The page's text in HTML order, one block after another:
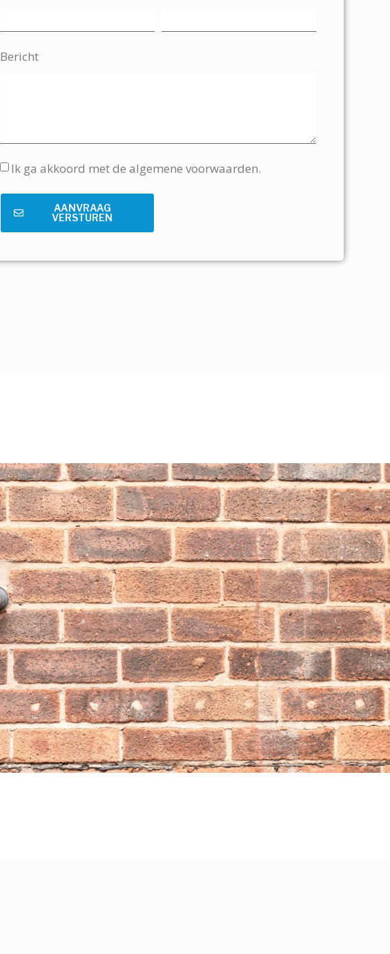
Bericht
Ik ga akkoord met de algemene voorwaarden.
AANVRAAG
VERSTUREN